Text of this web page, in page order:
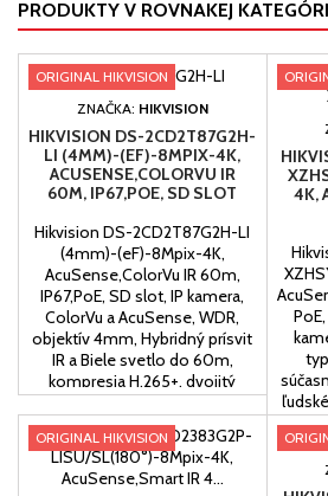
PRODUKTY V ROVNAKEJ
ORIGINAL HIKVISION
ZNAČKA: HIKVISION
HIKVISION DS-2CD2T87G2H-
LI (4MM)-(EF)-8MPIX-4K,
ACUSENSE,COLORVU IR
60M, IP67,POE, SD SLOT
Hikvision DS-2CD2T87G2H-LI
(4mm)-(eF)-8Mpix-4K,
AcuSense,ColorVu IR 60m,
IP67,PoE, SD slot, IP kamera,
ColorVu a AcuSense, WDR,
objektív 4mm, Hybridný prísvit
IR a Biele svetlo do 60m,
kompresia H.265+, dvojitý
streaming, analýza obrazu, EXIR
prisvietenie Dosah
prisvietenia 60m, určená do
exterieru.
4K,
ORIGINAL HIKVISION